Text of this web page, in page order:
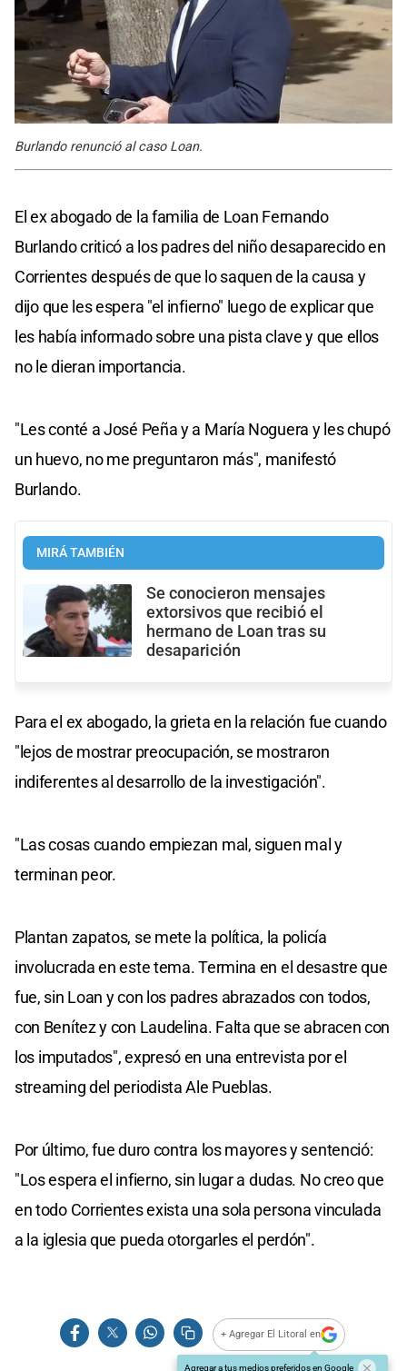
Burlando renunció al caso Loan.
El ex abogado de la familia de Loan Fernando
Burlando criticó a los padres del niño desaparecido en
Corrientes después de que lo saquen de la causa y
dijo que les espera "el infierno" luego de explicar que
les había informado sobre una pista clave y que ellos
no le dieran importancia.
"Les conté a José Peña y a María Noguera y les chupó
un huevo, no me preguntaron más", manifestó
Burlando.
MIRÁ TAMBIÉN
Se conocieron mensajes
extorsivos que recibió el
hermano de Loan tras su
desaparición
Para el ex abogado, la grieta en la relación fue cuando
"lejos de mostrar preocupación, se mostraron
indiferentes al desarrollo de la investigación".
"Las cosas cuando empiezan mal, siguen mal y
terminan peor.
Plantan zapatos, se mete la política, la policía
involucrada en este tema. Termina en el desastre que
fue, sin Loan y con los padres abrazados con todos,
con Benítez y con Laudelina. Falta que se abracen con
los imputados", expresó en una entrevista por el
streaming del periodista Ale Pueblas.
Por último, fue duro contra los mayores y sentenció:
"Los espera el infierno, sin lugar a dudas. No creo que
en todo Corrientes exista una sola persona vinculada
a la iglesia que pueda otorgarles el perdón".
+ Agregar El Litoral en
Agregar a tus medios preferidos en Google